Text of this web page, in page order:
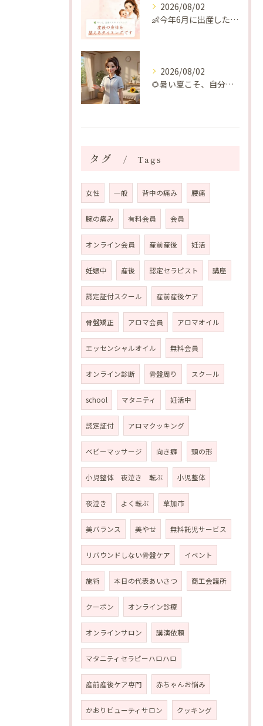
2026/08/02
👶今年6月に出産したママへ♡
2026/08/02
🌻暑い夏こそ、自分の身体を整える時間を♡
タグ Tags
女性 一般 背中の痛み 腰痛
腕の痛み 有料会員 会員
オンライン会員 産前産後 妊活
妊娠中 産後 認定セラピスト 講座
認定証付スクール 産前産後ケア
骨盤矯正 アロマ会員 アロマオイル
エッセンシャルオイル 無料会員
オンライン診断 骨盤周り スクール
school マタニティ 妊活中
認定証付 アロマクッキング
ベビーマッサージ 向き癖 頭の形
小児整体 夜泣き 転ぶ 小児整体
夜泣き よく転ぶ 草加市
美バランス 美やせ 無料託児サービス
リバウンドしない骨盤ケア イベント
施術 本日の代表あいさつ 商工会議所
クーポン オンライン診療
オンラインサロン 講演依頼
マタニティセラピーハロハロ
産前産後ケア専門 赤ちゃんお悩み
かおりビューティサロン クッキング